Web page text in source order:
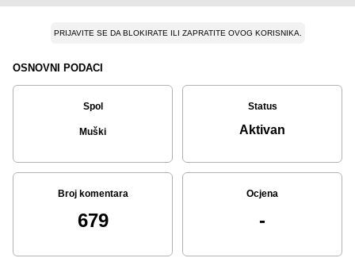
PRIJAVITE SE DA BLOKIRATE ILI ZAPRATITE OVOG KORISNIKA.
OSNOVNI PODACI
Spol
Muški
Status
Aktivan
Broj komentara
679
Ocjena
-